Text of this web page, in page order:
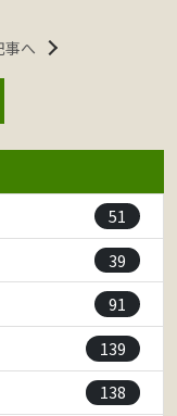
事へ
51
39
91
139
138